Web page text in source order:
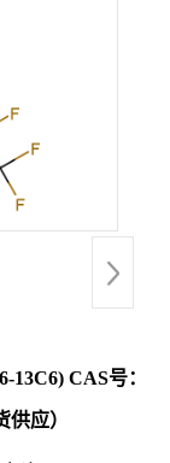
13C6) CAS号：
应）